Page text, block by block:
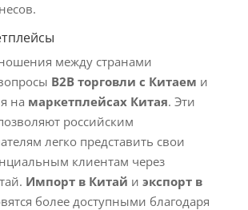
между странами
B2B торговли с Китаем и
на маркетплейсах Китая. Эти
российским
легко представить свои
клиентам через
Импорт в Китай и экспорт в
более доступными благодаря